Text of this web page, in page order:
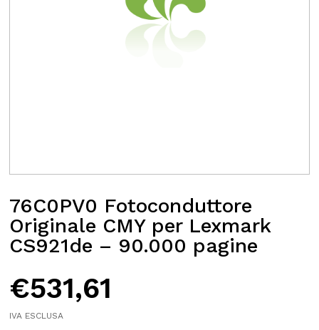
76C0PV0 Fotoconduttore
Originale CMY per Lexmark
CS921de – 90.000 pagine
€531,61
IVA ESCLUSA